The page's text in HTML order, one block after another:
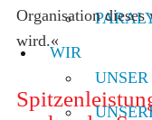
WIR
UNSER
Organisation
wird.«